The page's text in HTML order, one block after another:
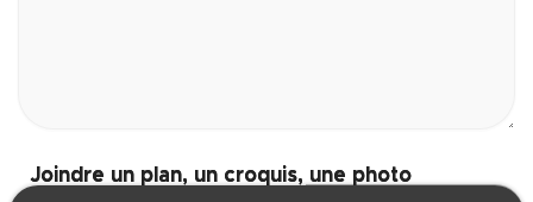
Joindre un plan, un croquis, une photo